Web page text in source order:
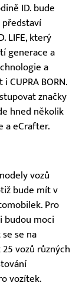
ID. bude
představí
LIFE, který
generace a
a
CUPRA BORN.
značky
hned několik
a eCrafter.
vozů
bude mít v
Pro
budou moci
se na
vozů různých
vozítek.